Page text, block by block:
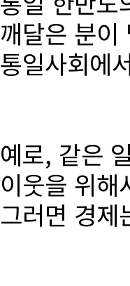
깨달은 분이
통일사회에
예로, 같은
이웃을 위
그러면 경제